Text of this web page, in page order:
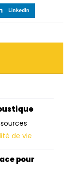
LinkedIn
de vie
pour